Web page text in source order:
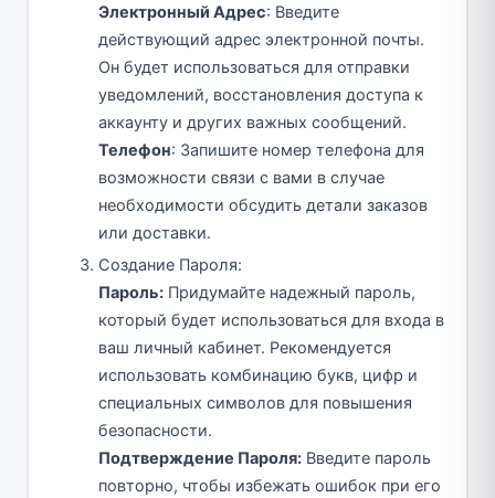
Электронный Адрес: Введите
действующий адрес электронной почты.
Он будет использоваться для отправки
уведомлений, восстановления доступа к
аккаунту и других важных сообщений.
Телефон: Запишите номер телефона для
возможности связи с вами в случае
необходимости обсудить детали заказов
или доставки.
Создание Пароля:
Пароль: Придумайте надежный пароль,
который будет использоваться для входа в
ваш личный кабинет. Рекомендуется
использовать комбинацию букв, цифр и
специальных символов для повышения
безопасности.
Подтверждение Пароля: Введите пароль
повторно, чтобы избежать ошибок при его